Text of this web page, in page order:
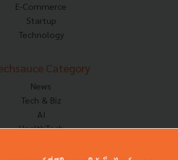
E-Commerce
Startup
Technology
Category
News
Tech & Biz
AI
HealthTech
Corp Innov